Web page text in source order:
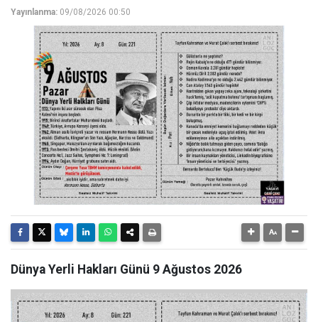
Yayınlanma: 09/08/2026 00:50
Dünya Yerli Hakları Günü 9 Ağustos 2026